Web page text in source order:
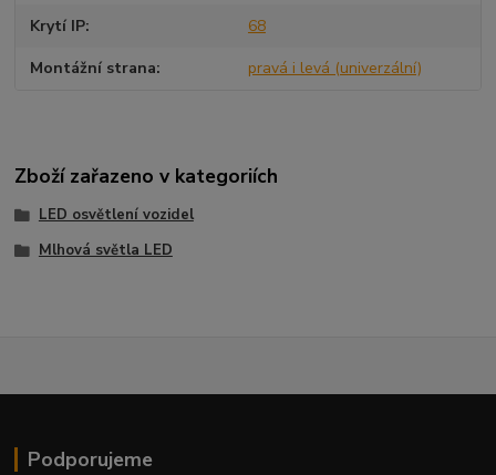
Krytí IP 68
Montážní strana pravá i levá (univerzální)
Zboží zařazeno v kategoriích
LED osvětlení vozidel
Mlhová světla LED
Podporujeme